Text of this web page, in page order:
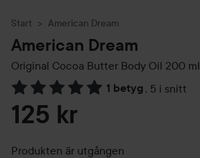
Start American Dream
American Dream
Original Cocoa Butter Body Oil 200 ml
1 betyg , 5 i snitt
Hoppa till Betyg & kommentarer
125 kr
Produkten är utgången